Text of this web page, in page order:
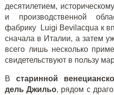
десятилетием,
и производственной
фабрику Luigi Bevilacqua к
сначала в Италии, а затем
всего лишь несколько
свидетельствуют в пользу
Встаринной
дель Джильо, рядом с